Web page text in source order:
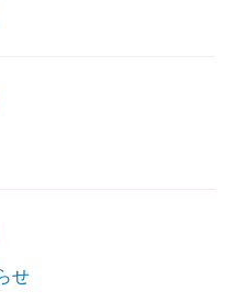
せ